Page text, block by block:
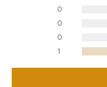
0
0
0
1